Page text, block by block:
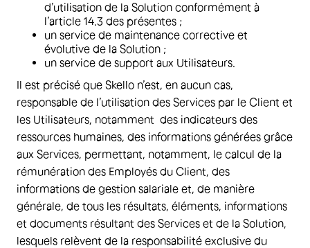
d’utilisation de la Solution conformément à
l’article 14.3 des présentes ;
un service de maintenance corrective et
évolutive de la Solution ;
un service de support aux Utilisateurs.
Il est précisé que Skello n’est, en aucun cas,
responsable de l’utilisation des Services par le Client et
les Utilisateurs, notamment des indicateurs des
ressources humaines, des informations générées grâce
aux Services, permettant, notamment, le calcul de la
rémunération des Employés du Client, des
informations de gestion salariale et, de manière
générale, de tous les résultats, éléments, informations
et documents résultant des Services et de la Solution,
lesquels relèvent de la responsabilité exclusive du